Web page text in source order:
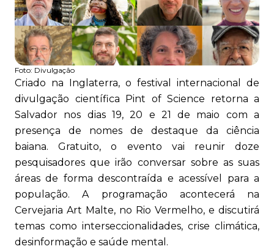
Foto: Divulgação
Criado na Inglaterra, o festival internacional de
divulgação científica Pint of Science retorna a
Salvador nos dias 19, 20 e 21 de maio com a
presença de nomes de destaque da ciência
baiana. Gratuito, o evento vai reunir doze
pesquisadores que irão conversar sobre as suas
áreas de forma descontraída e acessível para a
população. A programação acontecerá na
Cervejaria Art Malte, no Rio Vermelho, e discutirá
temas como interseccionalidades, crise climática,
desinformação e saúde mental.